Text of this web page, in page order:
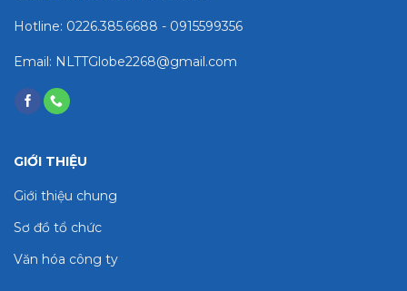
Hotline: 0226.385.6688 - 0915599356
Email: NLTTGlobe2268@gmail.com
GIỚI THIỆU
Giới thiệu chung
Sơ đồ tổ chức
Văn hóa công ty